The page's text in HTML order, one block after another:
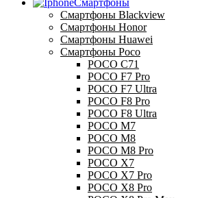
Смартфоны
Смартфоны Blackview
Смартфоны Honor
Смартфоны Huawei
Смартфоны Poco
POCO C71
POCO F7 Pro
POCO F7 Ultra
POCO F8 Pro
POCO F8 Ultra
POCO M7
POCO M8
POCO M8 Pro
POCO X7
POCO X7 Pro
POCO X8 Pro